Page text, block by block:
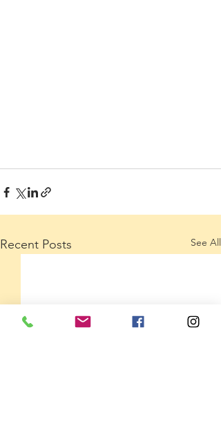
Recent Posts See All